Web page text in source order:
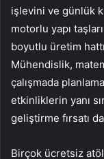
işlevini ve günlük
motorlu yapı
boyutlu üretim
Mühendislik,
çalışmada
etkinliklerin yanı
geliştirme fırsatı
Birçok ücretsiz